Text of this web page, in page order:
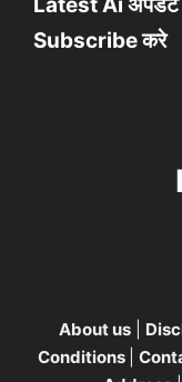
Subscribe करे
About us|
Conditions